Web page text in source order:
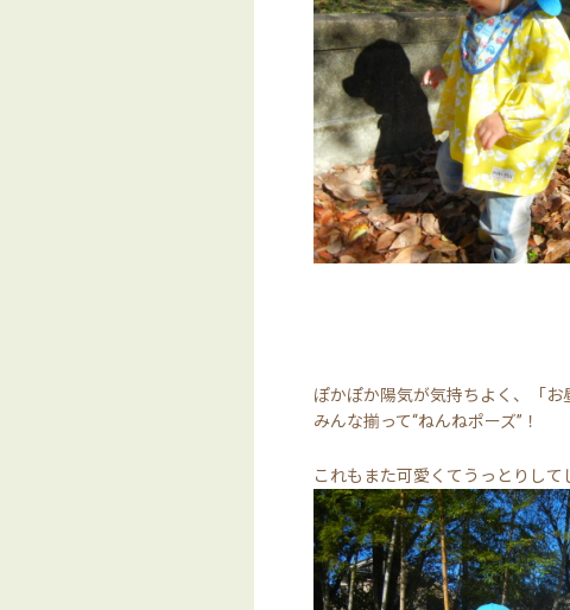
ぽかぽか陽気が気持ちよく、「お
みんな揃って“ねんねポーズ”！
これもまた可愛くてうっとりして